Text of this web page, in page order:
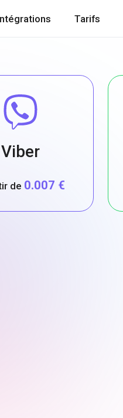
Tarifs
Viber
de 0.007 €